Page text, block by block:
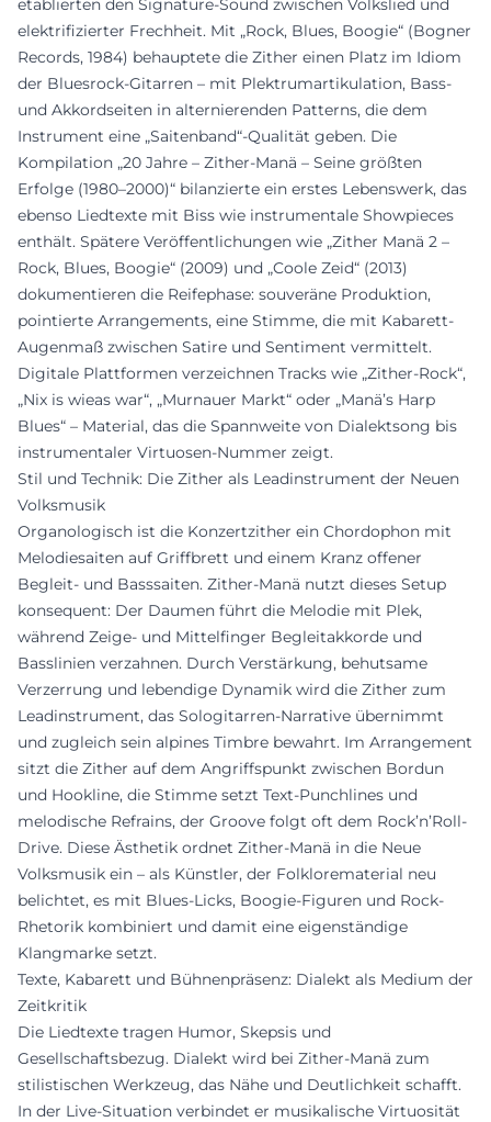
etablierten den Signature-Sound zwischen Volkslied und
elektrifizierter Frechheit. Mit „Rock, Blues, Boogie“ (Bogner
Records, 1984) behauptete die Zither einen Platz im Idiom
der Bluesrock-Gitarren – mit Plektrumartikulation, Bass-
und Akkordseiten in alternierenden Patterns, die dem
Instrument eine „Saitenband“-Qualität geben. Die
Kompilation „20 Jahre – Zither-Manä – Seine größten
Erfolge (1980–2000)“ bilanzierte ein erstes Lebenswerk, das
ebenso Liedtexte mit Biss wie instrumentale Showpieces
enthält. Spätere Veröffentlichungen wie „Zither Manä 2 –
Rock, Blues, Boogie“ (2009) und „Coole Zeid“ (2013)
dokumentieren die Reifephase: souveräne Produktion,
pointierte Arrangements, eine Stimme, die mit Kabarett-
Augenmaß zwischen Satire und Sentiment vermittelt.
Digitale Plattformen verzeichnen Tracks wie „Zither-Rock“,
„Nix is wieas war“, „Murnauer Markt“ oder „Manä’s Harp
Blues“ – Material, das die Spannweite von Dialektsong bis
instrumentaler Virtuosen-Nummer zeigt.
Stil und Technik: Die Zither als Leadinstrument der Neuen
Volksmusik
Organologisch ist die Konzertzither ein Chordophon mit
Melodiesaiten auf Griffbrett und einem Kranz offener
Begleit- und Basssaiten. Zither-Manä nutzt dieses Setup
konsequent: Der Daumen führt die Melodie mit Plek,
während Zeige- und Mittelfinger Begleitakkorde und
Basslinien verzahnen. Durch Verstärkung, behutsame
Verzerrung und lebendige Dynamik wird die Zither zum
Leadinstrument, das Sologitarren-Narrative übernimmt
und zugleich sein alpines Timbre bewahrt. Im Arrangement
sitzt die Zither auf dem Angriffspunkt zwischen Bordun
und Hookline, die Stimme setzt Text-Punchlines und
melodische Refrains, der Groove folgt oft dem Rock’n’Roll-
Drive. Diese Ästhetik ordnet Zither-Manä in die Neue
Volksmusik ein – als Künstler, der Folklorematerial neu
belichtet, es mit Blues-Licks, Boogie-Figuren und Rock-
Rhetorik kombiniert und damit eine eigenständige
Klangmarke setzt.
Texte, Kabarett und Bühnenpräsenz: Dialekt als Medium der
Zeitkritik
Die Liedtexte tragen Humor, Skepsis und
Gesellschaftsbezug. Dialekt wird bei Zither-Manä zum
stilistischen Werkzeug, das Nähe und Deutlichkeit schafft.
In der Live-Situation verbindet er musikalische Virtuosität